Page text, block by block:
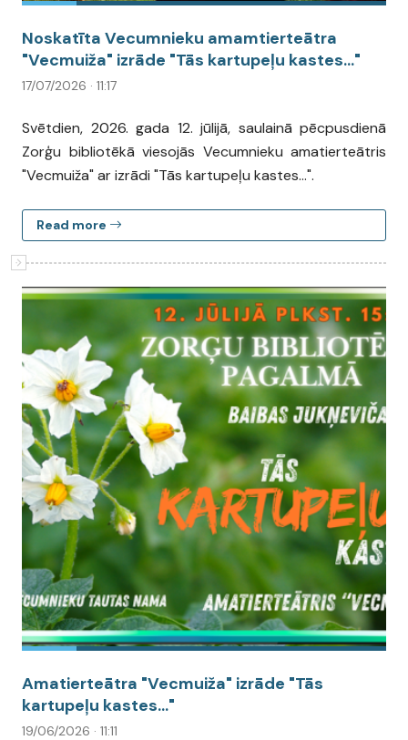
Noskatīta Vecumnieku amamtierteātra
"Vecmuiža" izrāde "Tās kartupeļu kastes..."
17/07/2026 · 11:17
Svētdien, 2026. gada 12. jūlijā, saulainā pēcpusdienā
Zorģu bibliotēkā viesojās Vecumnieku amatierteātris
"Vecmuiža" ar izrādi "Tās kartupeļu kastes...".
Read more
Amatierteātra "Vecmuiža" izrāde "Tās
kartupeļu kastes..."
19/06/2026 · 11:11